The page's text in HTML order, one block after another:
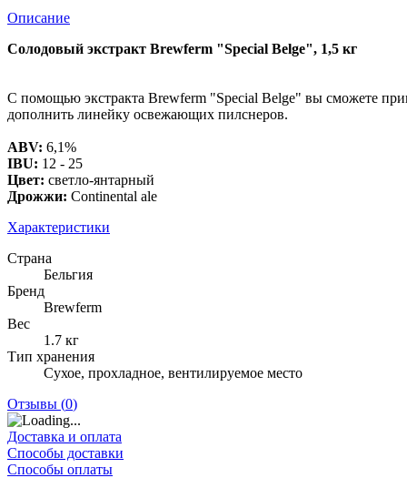
Описание
Солодовый экстракт Brewferm "Special Belge", 1,5 кг
С помощью экстракта Brewferm "Special Belge" вы сможете
дополнить линейку освежающих пилснеров.
ABV: 6,1%
IBU: 12 - 25
Цвет: светло-янтарный
Дрожжи: Continental ale
Характеристики
Страна
Бельгия
Бренд
Brewferm
Вес
1.7 кг
Тип хранения
Сухое, прохладное, вентилируемое место
Отзывы (0)
Доставка и оплата
Способы доставки
Способы оплаты